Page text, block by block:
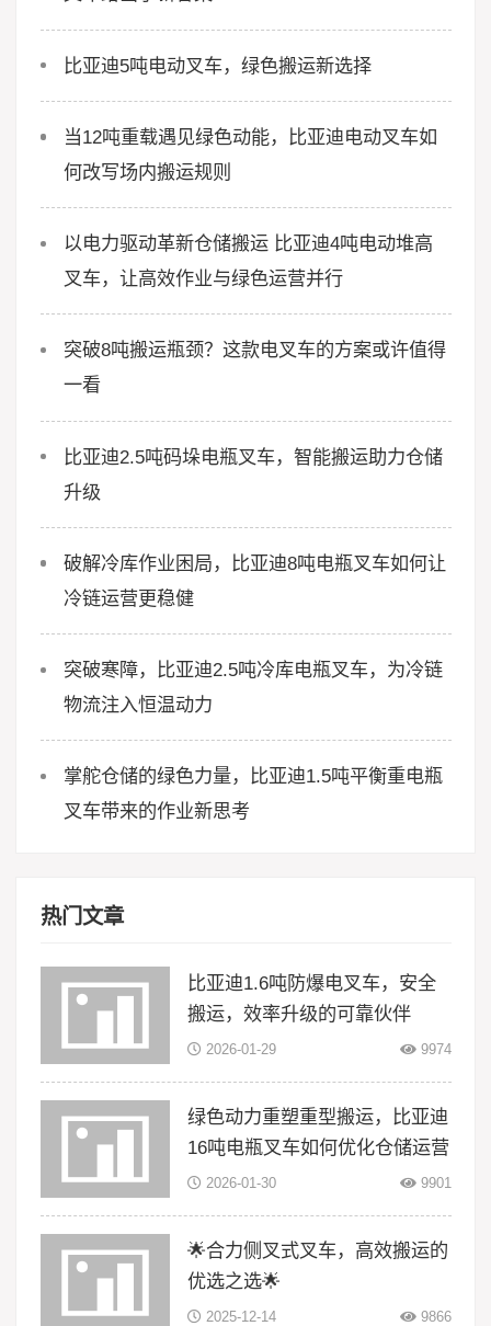
比亚迪5吨电动叉车，绿色搬运新选择
当12吨重载遇见绿色动能，比亚迪电动叉车如
何改写场内搬运规则
以电力驱动革新仓储搬运 比亚迪4吨电动堆高
叉车，让高效作业与绿色运营并行
突破8吨搬运瓶颈？这款电叉车的方案或许值得
一看
比亚迪2.5吨码垛电瓶叉车，智能搬运助力仓储
升级
破解冷库作业困局，比亚迪8吨电瓶叉车如何让
冷链运营更稳健
突破寒障，比亚迪2.5吨冷库电瓶叉车，为冷链
物流注入恒温动力
掌舵仓储的绿色力量，比亚迪1.5吨平衡重电瓶
叉车带来的作业新思考
热门文章
比亚迪1.6吨防爆电叉车，安全
搬运，效率升级的可靠伙伴
2026-01-29 9974
绿色动力重塑重型搬运，比亚迪
16吨电瓶叉车如何优化仓储运营
2026-01-30 9901
🌟合力侧叉式叉车，高效搬运的
优选之选🌟
2025-12-14 9866